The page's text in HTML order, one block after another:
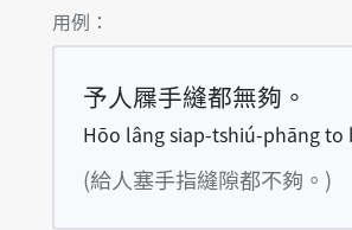
第1項釋義的
用例：
予人屧手縫都無夠。
Hōo lâng siap-tshiú-phāng to
(給人塞手指縫隙都不夠。)